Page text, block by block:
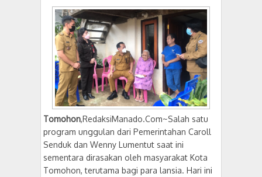
Tomohon,RedaksiManado.Com~Salah satu
program unggulan dari Pemerintahan Caroll
Senduk dan Wenny Lumentut saat ini
sementara dirasakan oleh masyarakat Kota
Tomohon, terutama bagi para lansia. Hari ini